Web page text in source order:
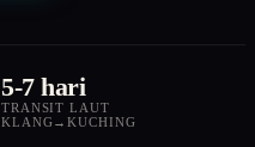
5-7 hari
TRANSIT LAUT
KLANG→KUCHING